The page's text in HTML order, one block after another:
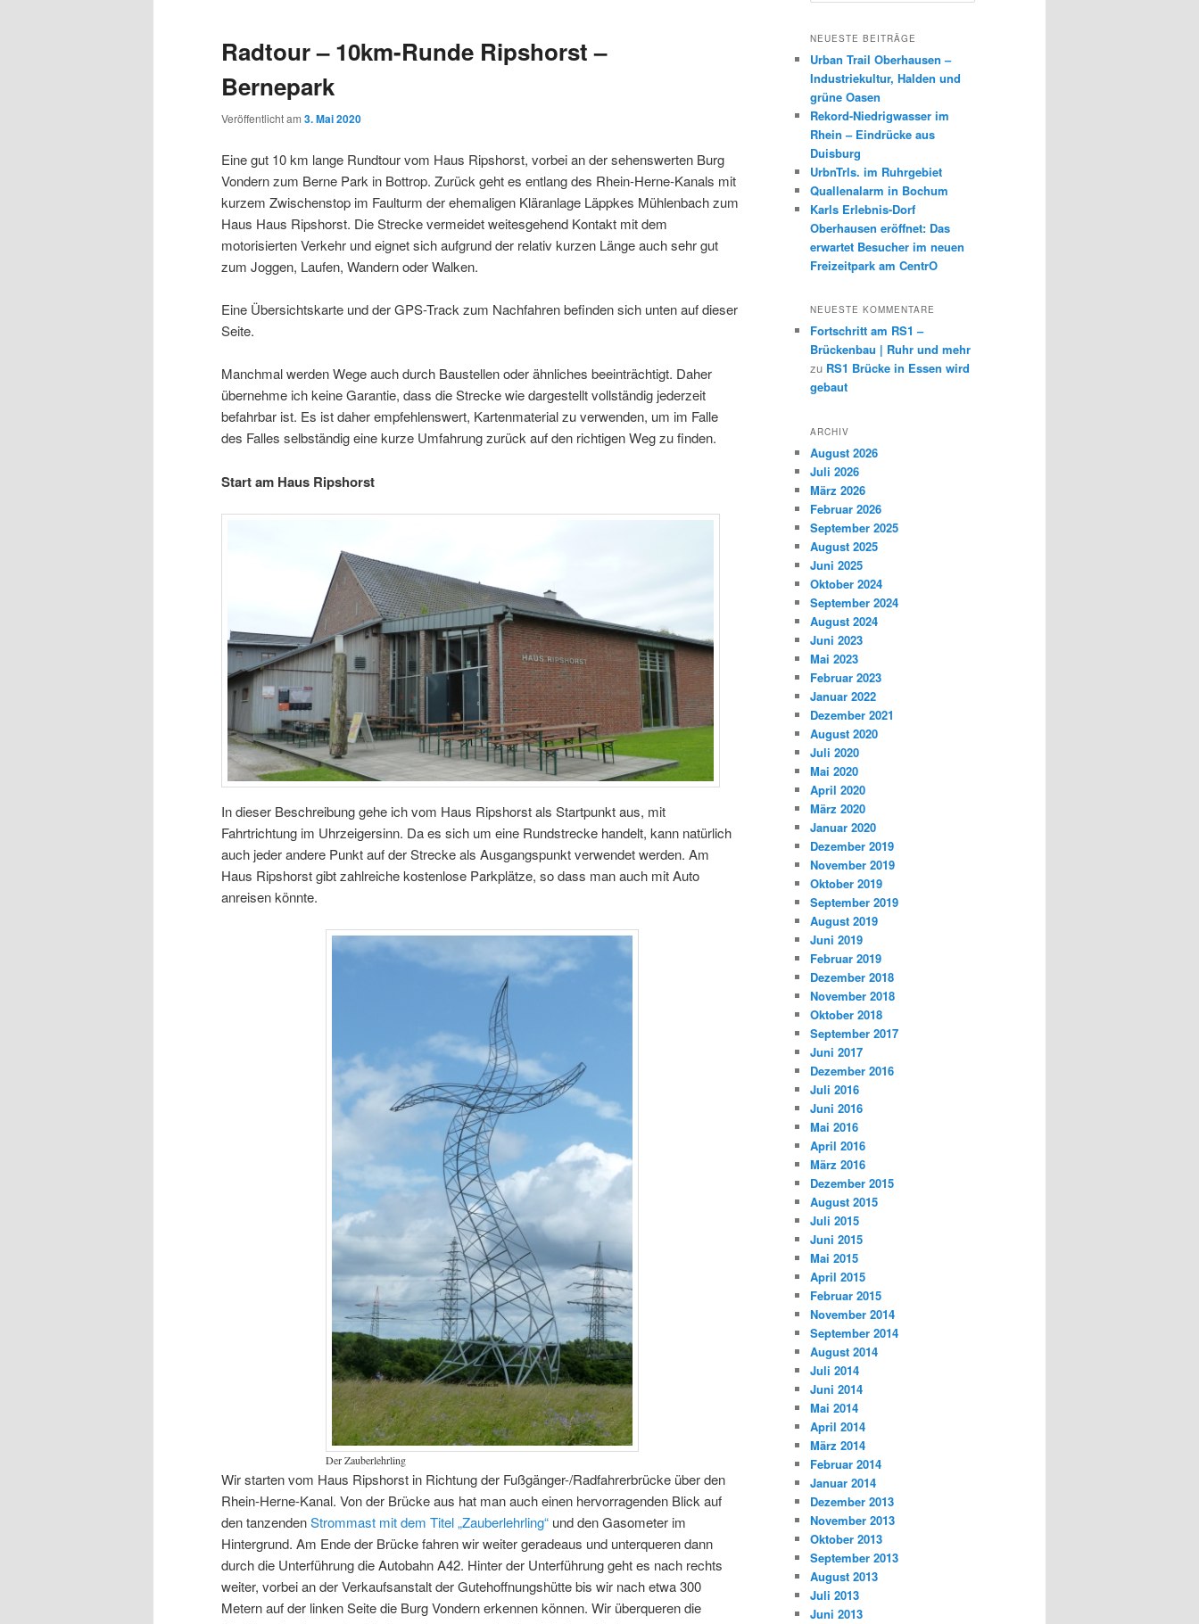
Radtour – 10km-Runde Ripshorst –
Bernepark
Veröffentlicht am 3. Mai 2020
Eine gut 10 km lange Rundtour vom Haus Ripshorst, vorbei an der sehenswerten Burg
Vondern zum Berne Park in Bottrop. Zurück geht es entlang des Rhein-Herne-Kanals mit
kurzem Zwischenstop im Faulturm der ehemaligen Kläranlage Läppkes Mühlenbach zum
Haus Haus Ripshorst. Die Strecke vermeidet weitesgehend Kontakt mit dem
motorisierten Verkehr und eignet sich aufgrund der relativ kurzen Länge auch sehr gut
zum Joggen, Laufen, Wandern oder Walken.
Eine Übersichtskarte und der GPS-Track zum Nachfahren befinden sich unten auf dieser
Seite.
Manchmal werden Wege auch durch Baustellen oder ähnliches beeinträchtigt. Daher
übernehme ich keine Garantie, dass die Strecke wie dargestellt vollständig jederzeit
befahrbar ist. Es ist daher empfehlenswert, Kartenmaterial zu verwenden, um im Falle
des Falles selbständig eine kurze Umfahrung zurück auf den richtigen Weg zu finden.
Start am Haus Ripshorst
In dieser Beschreibung gehe ich vom Haus Ripshorst als Startpunkt aus, mit
Fahrtrichtung im Uhrzeigersinn. Da es sich um eine Rundstrecke handelt, kann natürlich
auch jeder andere Punkt auf der Strecke als Ausgangspunkt verwendet werden. Am
Haus Ripshorst gibt zahlreiche kostenlose Parkplätze, so dass man auch mit Auto
anreisen könnte.
Der Zauberlehrling
Wir starten vom Haus Ripshorst in Richtung der Fußgänger-/Radfahrerbrücke über den
Rhein-Herne-Kanal. Von der Brücke aus hat man auch einen hervorragenden Blick auf
den tanzendenStrommast mit dem Titel „Zauberlehrling“ und den Gasometer im
Hintergrund. Am Ende der Brücke fahren wir weiter geradeaus und unterqueren dann
durch die Unterführung die Autobahn A42. Hinter der Unterführung geht es nach rechts
weiter, vorbei an der Verkaufsanstalt der Gutehoffnungshütte bis wir nach etwa 300
Metern auf der linken Seite die Burg Vondern erkennen können. Wir überqueren die
h
n
NEUESTE BEITRÄGE
Urban Trail Oberhausen –
Industriekultur, Halden und
grüne Oasen
Rekord-Niedrigwasser im
Rhein – Eindrücke aus
Duisburg
UrbnTrls. im Ruhrgebiet
Quallenalarm in Bochum
Karls Erlebnis-Dorf
Oberhausen eröffnet: Das
erwartet Besucher im neuen
Freizeitpark am CentrO
NEUESTE KOMMENTARE
Fortschritt am RS1 –
Brückenbau | Ruhr und mehr
zu RS1 Brücke in Essen wird
gebaut
ARCHIV
August 2026
Juli 2026
März 2026
Februar 2026
September 2025
August 2025
Juni 2025
Oktober 2024
September 2024
August 2024
Juni 2023
Mai 2023
Februar 2023
Januar 2022
Dezember 2021
August 2020
Juli 2020
Mai 2020
April 2020
März 2020
Januar 2020
Dezember 2019
November 2019
Oktober 2019
September 2019
August 2019
Juni 2019
Februar 2019
Dezember 2018
November 2018
Oktober 2018
September 2017
Juni 2017
Dezember 2016
Juli 2016
Juni 2016
Mai 2016
April 2016
März 2016
Dezember 2015
August 2015
Juli 2015
Juni 2015
Mai 2015
April 2015
Februar 2015
November 2014
September 2014
August 2014
Juli 2014
Juni 2014
Mai 2014
April 2014
März 2014
Februar 2014
Januar 2014
Dezember 2013
November 2013
Oktober 2013
September 2013
August 2013
Juli 2013
Juni 2013